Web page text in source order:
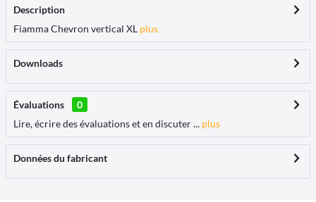
Description
Fiamma Chevron vertical XL plus
Downloads
Évaluations
0
Lire, écrire des évaluations et en discuter ... plus
Données du fabricant